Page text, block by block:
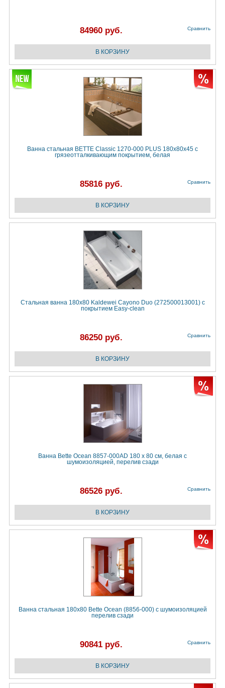
84960 руб. Сравнить
Ванна стальная BETTE Classic 1270-000 PLUS 180х80х45 с
грязеотталкивающим покрытием, белая
85816 руб. Сравнить
Стальная ванна 180x80 Kaldewei Cayono Duo (272500013001) с
покрытием Easy-clean
86250 руб. Сравнить
Ванна Bette Ocean 8857-000AD 180 x 80 см, белая с
шумоизоляцией, перелив сзади
86526 руб. Сравнить
Ванна стальная 180х80 Bette Ocean (8856-000) с шумоизоляцией
перелив сзади
90841 руб. Сравнить